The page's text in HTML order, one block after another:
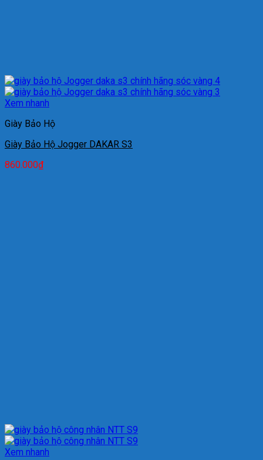
Xem nhanh
Giày Bảo Hộ
Giày Bảo Hộ Jogger DAKAR S3
860.000₫
Xem nhanh